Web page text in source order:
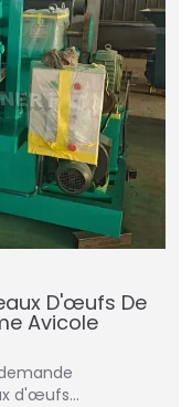
D'œufs De
Avicole
d'œufs…